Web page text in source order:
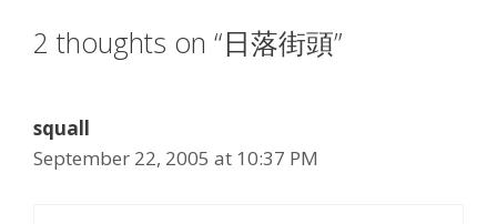
2 thoughts on “日落街頭”
squall
September 22, 2005 at 10:37 PM